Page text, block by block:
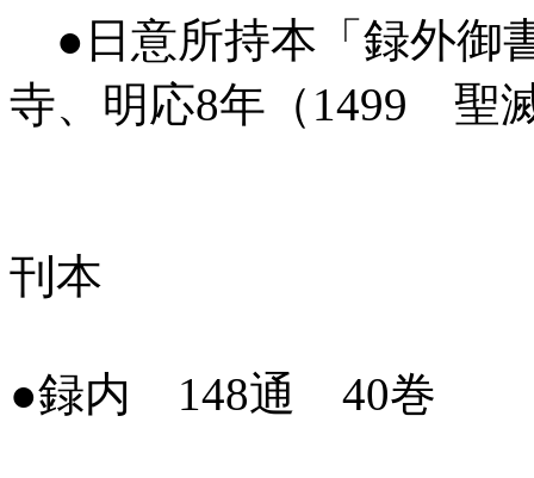
●日意所持本「録外御
寺、明応8年（1499 聖
刊本
●録内 148通 40巻